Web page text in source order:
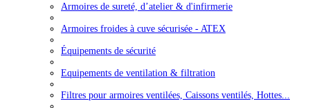
Armoires de sureté, d’atelier & d'infirmerie
Armoires froides à cuve sécurisée - ATEX
Équipements de sécurité
Equipements de ventilation & filtration
Filtres pour armoires ventilées, Caissons ventilés, Hottes...